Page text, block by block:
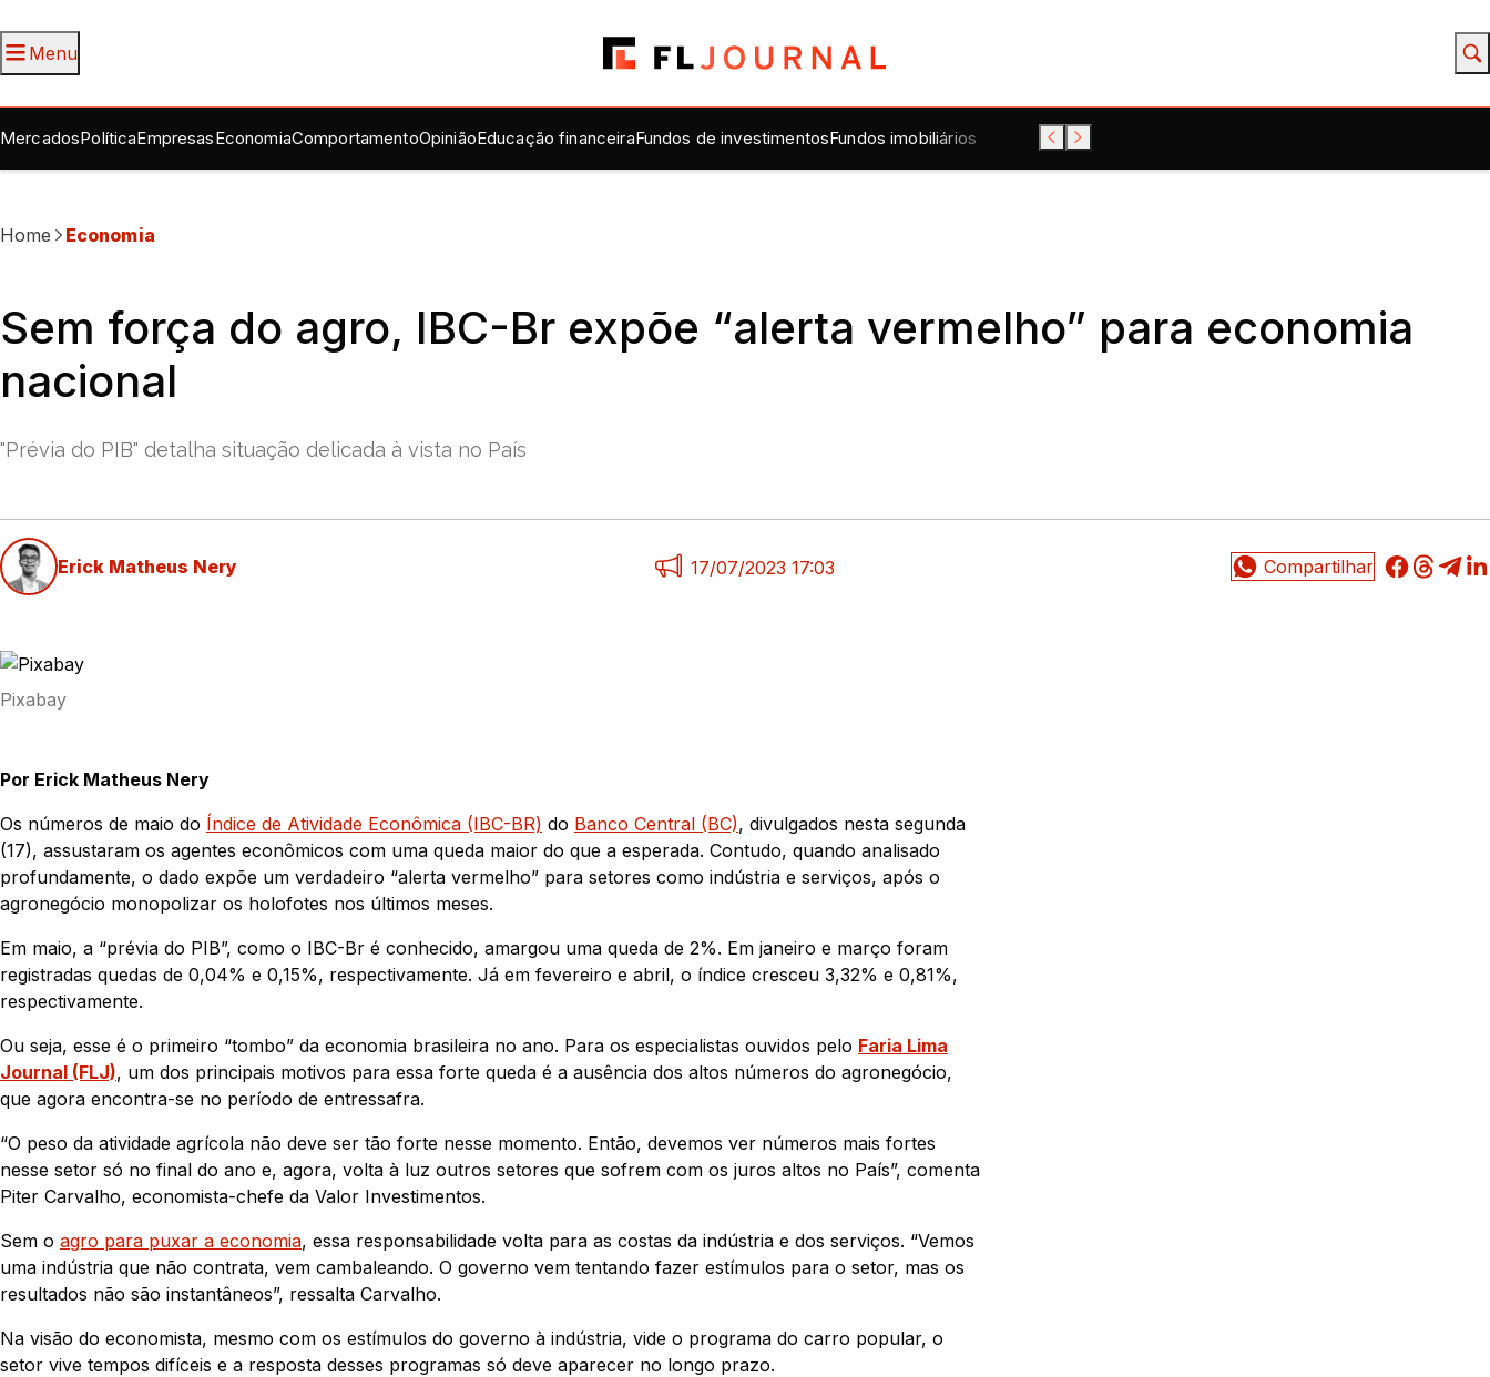
Menu
MercadosPolíticaEmpresasEconomiaComportamentoOpiniãoEducação financeiraFundos de investimentosFundos imobiliários
Home Economia
Sem força do agro, IBC-Br expõe “alerta vermelho” para economia
nacional
"Prévia do PIB" detalha situação delicada à vista no País
Erick Matheus Nery 17/07/2023 17:03
Pixabay
Por Erick Matheus Nery
Os números de maio do Índice de Atividade Econômica (IBC-BR) do Banco Central (BC), divulgados nesta segunda
(17), assustaram os agentes econômicos com uma queda maior do que a esperada. Contudo, quando analisado
profundamente, o dado expõe um verdadeiro “alerta vermelho” para setores como indústria e serviços, após o
agronegócio monopolizar os holofotes nos últimos meses.
Em maio, a “prévia do PIB”, como o IBC-Br é conhecido, amargou uma queda de 2%. Em janeiro e março foram
registradas quedas de 0,04% e 0,15%, respectivamente. Já em fevereiro e abril, o índice cresceu 3,32% e 0,81%,
respectivamente.
Ou seja, esse é o primeiro “tombo” da economia brasileira no ano. Para os especialistas ouvidos pelo Faria Lima
Journal (FLJ), um dos principais motivos para essa forte queda é a ausência dos altos números do agronegócio,
que agora encontra-se no período de entressafra.
“O peso da atividade agrícola não deve ser tão forte nesse momento. Então, devemos ver números mais fortes
nesse setor só no final do ano e, agora, volta à luz outros setores que sofrem com os juros altos no País”, comenta
Piter Carvalho, economista-chefe da Valor Investimentos.
Sem o agro para puxar a economia, essa responsabilidade volta para as costas da indústria e dos serviços. “Vemos
uma indústria que não contrata, vem cambaleando. O governo vem tentando fazer estímulos para o setor, mas os
resultados não são instantâneos”, ressalta Carvalho.
Na visão do economista, mesmo com os estímulos do governo à indústria, vide o programa do carro popular, o
setor vive tempos difíceis e a resposta desses programas só deve aparecer no longo prazo.